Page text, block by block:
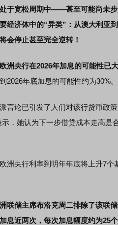
于宽松周期中——甚至可能尚未
经济体中的“异类”：从澳大利亚
会停止甚至完全逆转！
洲央行在2026年加息的可能性已大
2026年底加息的可能性约为30%。
论已引发了人们对该行货币政策
，她认为下一步借贷成本走高是
央行利率到明年年底将上升7个
联储主席布洛克周二排除了该联
息近两次，每次加息幅度约为25个